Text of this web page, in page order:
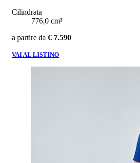
Cilindrata
776,0 cm³
a partire da € 7.590
VAI AL LISTINO